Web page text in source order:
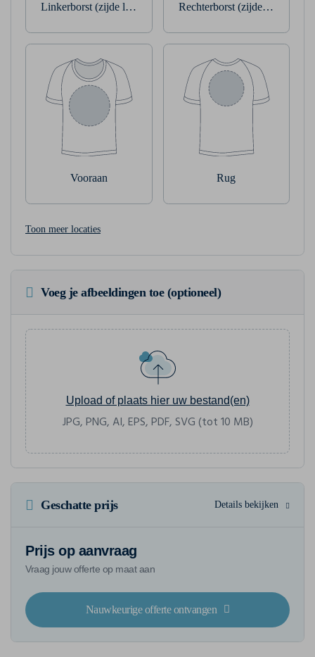
Linkerborst (zijde linkerarm) Rechterborst (zijde
Vooraan Rug
Toon meer locaties
Voeg je afbeeldingen toe (optioneel)
Upload of plaats hier uw bestand(en)
JPG, PNG, AI, EPS, PDF, SVG (tot 10 MB)
Geschatte prijs Details bekijken
Prijs op aanvraag
Vraag jouw offerte op maat aan
Nauwkeurige offerte ontvangen